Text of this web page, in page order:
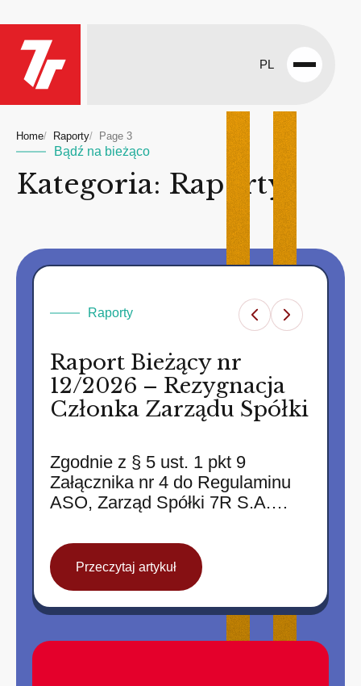
PL
Open
Home Raporty Page 3
Bądź na bieżąco
Kategoria: Raporty
Raporty
Raport Bieżący nr
12/2026 – Rezygnacja
Członka Zarządu Spółki
Zgodnie z § 5 ust. 1 pkt 9
Załącznika nr 4 do Regulaminu
ASO, Zarząd Spółki 7R S.A.…
Przeczytaj artykuł